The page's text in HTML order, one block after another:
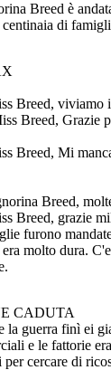
per mano del
i mezzi di sussistenza e la
è scusato più di 40 anni
Clara Breed è stata
americani che
1991.
Breed è
centinaia di
Breed, viviamo
Breed, Grazie
Breed, Mi
Breed,
Breed, grazie
furono
molto dura.
CADUTA
la guerra finì ei
e le fattorie
per cercare di